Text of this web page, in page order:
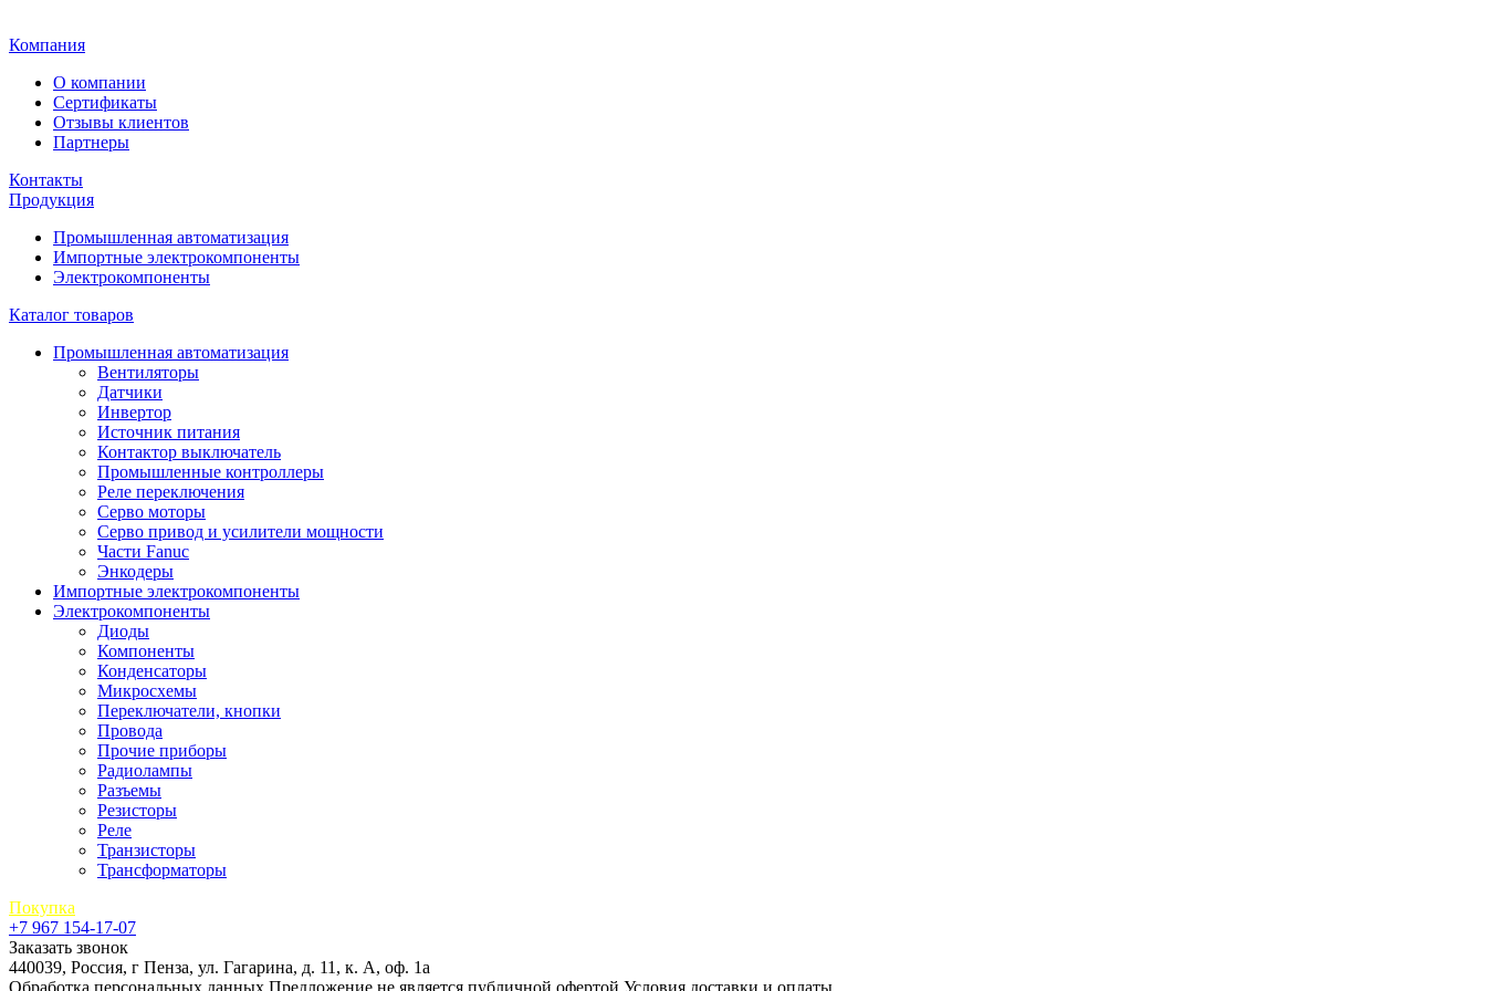
Компания
О компании
Сертификаты
Отзывы клиентов
Партнеры
Контакты
Продукция
Промышленная автоматизация
Импортные электрокомпоненты
Электрокомпоненты
Каталог товаров
Промышленная автоматизация
Вентиляторы
Датчики
Инвертор
Источник питания
Контактор выключатель
Промышленные контроллеры
Реле переключения
Серво моторы
Серво привод и усилители мощности
Части Fanuc
Энкодеры
Импортные электрокомпоненты
Электрокомпоненты
Диоды
Компоненты
Конденсаторы
Микросхемы
Переключатели, кнопки
Провода
Прочие приборы
Радиолампы
Разъемы
Резисторы
Реле
Транзисторы
Трансформаторы
Покупка
+7 967 154-17-07
Заказать звонок
440039, Россия, г Пенза, ул. Гагарина, д. 11, к. А, оф. 1а
Обработка персональных данных Предложение не является публичной офертой Условия доставки и оплаты